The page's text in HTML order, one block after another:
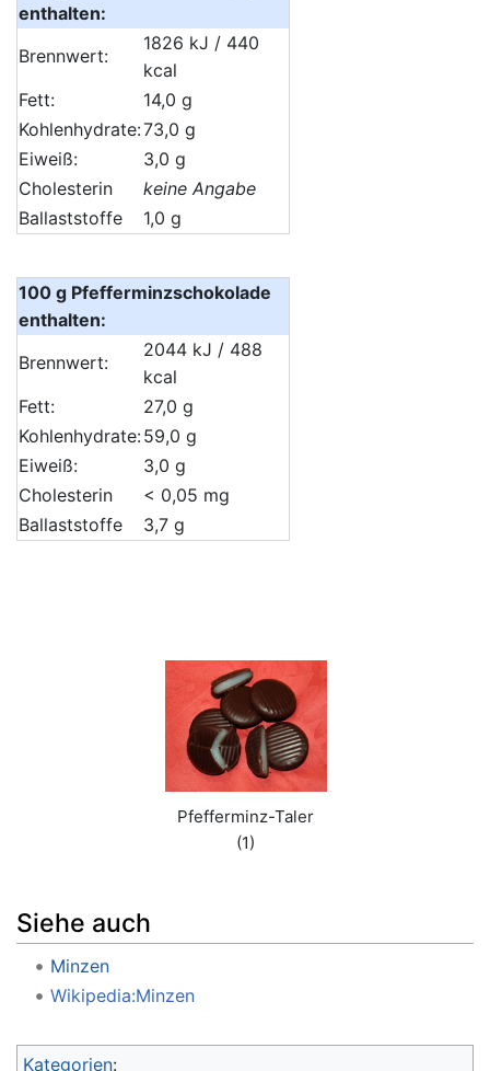
enthalten:
Brennwert:
1826 kJ / 440
kcal
Fett:
14,0 g
Kohlenhydrate:73,0 g
Eiweiß:
3,0 g
Cholesterin
keine Angabe
Ballaststoffe
1,0 g
100 g Pfefferminzschokolade
enthalten:
Brennwert:
2044 kJ / 488
kcal
Fett:
27,0 g
Kohlenhydrate:59,0 g
Eiweiß:
3,0 g
Cholesterin
< 0,05 mg
Ballaststoffe
3,7 g
Pfefferminz-Taler
(1)
Siehe auch
Minzen
Wikipedia:Minzen
Kategorien: